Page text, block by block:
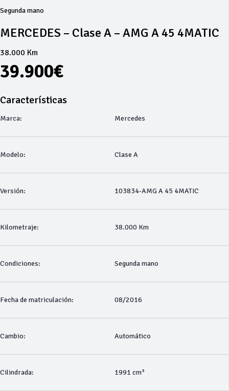
Segunda mano
MERCEDES – Clase A – AMG A 45 4MATIC
38.000 Km
39.900€
Características
Marca: Mercedes
Modelo: Clase A
Versión: 103834-AMG A 45 4MATIC
Kilometraje: 38.000 Km
Condiciones: Segunda mano
Fecha de matriculación: 08/2016
Cambio: Automático
Cilindrada: 1991 cm³